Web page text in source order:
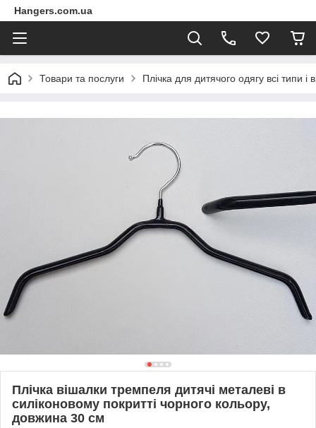
Hangers.com.ua
Товари та послуги Плічка для дитячого одягу всі типи і
Плічка вішалки тремпеля дитячі металеві в
силіконовому покритті чорного кольору,
довжина 30 см